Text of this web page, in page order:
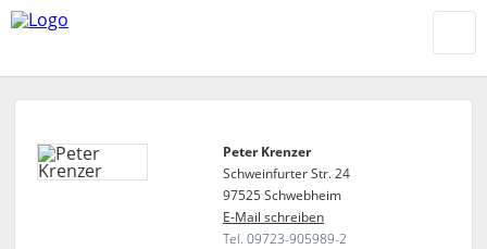
Peter Krenzer
Schweinfurter Str. 24
97525 Schwebheim
E-Mail schreiben
Tel. 09723-905989-2